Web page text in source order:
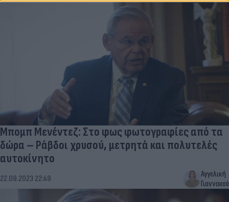
Μπομπ Μενέντεζ: Στο φως φωτογραφίες από τα
δώρα – Ράβδοι χρυσού, μετρητά και πολυτελές
αυτοκίνητο
22.09.2023 22:49
Αγγελική
Γιαννακού